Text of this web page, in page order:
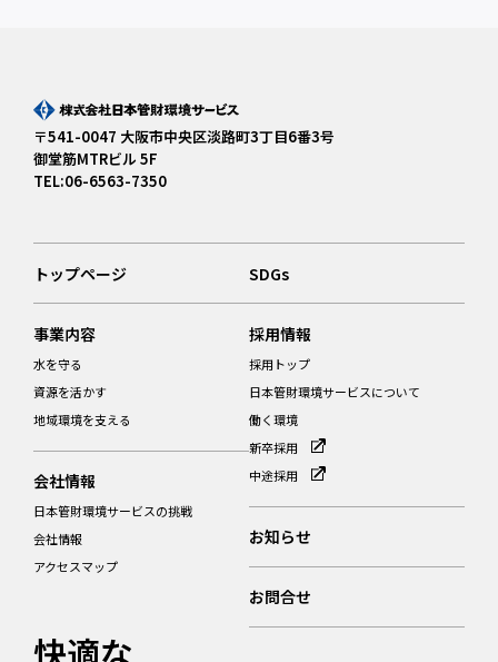
〒541-0047 大阪市中央区淡路町3丁目6番3号
御堂筋MTRビル 5F
TEL:06-6563-7350
トップページ
事業内容
水を守る
資源を活かす
地域環境を支える
会社情報
日本管財環境サービスの挑戦
会社情報
アクセスマップ
SDGs
採用情報
採用トップ
日本管財環境サービスについて
働く環境
新卒採用
中途採用
お知らせ
お問合せ
快適な